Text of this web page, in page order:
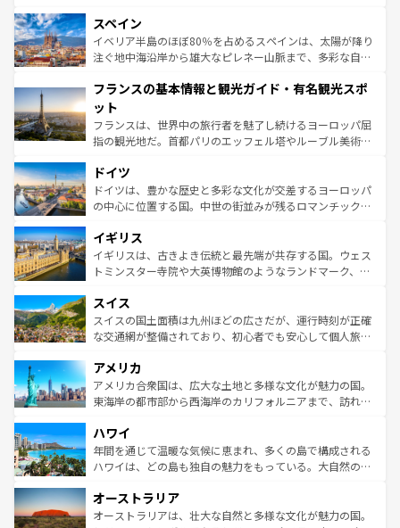
ろん、トスカーナの美しい田園風景やアマルフィ海岸の絶
景など、自然景観も見逃せない。観光の合間には、本場の
ピザやパスタなど、絶品のイタリア料理を堪能することも
ませてくれるイタリアで、忘れられない旅をしてみよう！
なお、新着のイタリア情報は
しい。
スペイン
イベリア半島のほぼ80％を占めるスペインは、太陽が降り
注ぐ地中海沿岸から雄大なピレネー山脈まで、多彩な自然
文化が根付くこの国では、情熱的なフラメンコ、熱気あふ
れる闘牛、そして美味しいタパスが生活の一部となってい
る。首都マドリードの洗練された雰囲気や、バルセロナの
アートに溢れた街角から、地方では古代ローマ遺跡や中世
せる。地方によって風土や気候が異なるスペインはその個
性で訪れる人を魅了する。 なお、新着のスペイン情報は コ
ンテンツ一覧を参照してほしい。
フランスの基本情報と観光ガイド・有名観光スポ
ット
フランスは、世界中の旅行者を魅了し続けるヨーロッパ屈
指の観光地だ。首都パリのエッフェル塔やルーブル美術館
で、幅広い魅力が詰まっている。華麗な宮殿、歴史的な大
聖堂、美しいビーチ、そして豊かな自然が、訪れる者を心
から魅了する。また、フランスは美食の国としても知ら
いる。シャンパンの発祥地であるランス、プロヴァンスの
香り高いラベンダー畑など、多彩な楽しみ方が可能だ。さ
らに、パリ以外の地域にも魅力が溢れており、どの街角に
れる地方に足を運ぶとそれぞれで全く異なる文化を体験で
きるだろう。 なお、新着のフランス情報はコンテンツ一覧
を参照してほしい。
ドイツ
ドイツは、豊かな歴史と多彩な文化が交差するヨーロッパ
の中心に位置する国。中世の街並みが残るロマンチック街
顔を持つこの国は、どこを歩いても飽きることがない。ベ
ルリンの文化的活気、バイエルン州のアルプスの絶景、そ
してライン川沿いのワイン畑といった風景は必見。ビール
は、お酒好きな人にはぜひ体験してほしい。 なお、新着の
ドイツ情報はコンテンツ一覧を参照してほしい。
イギリス
イギリスは、古きよき伝統と最先端が共存する国。ウェス
トミンスター寺院や大英博物館のようなランドマーク、歴
リアごとに異なる魅力がある。また、優雅なアフタヌーン
ティー、ビール好きにはたまらない英国パブ、サッカー観
戦など、本場だからこそできる体験も豊富。イギリスを旅
ンツ一覧を参照してほしい。
スイス
スイスの国土面積は九州ほどの広さだが、運行時刻が正確
な交通網が整備されており、初心者でも安心して個人旅行
の建物がそのまま残る町や、スイスならではのユニークな
博物館もあり、アルプス観光だけでなく町歩きも満喫する
ことができる。国民の所得が高いため物価も高いが、旅行
ば市内交通費無料で観光を楽しむこともできる。 なお、新
着のスイス情報はコンテンツ一覧 を参照してほしい。
アメリカ
アメリカ合衆国は、広大な土地と多様な文化が魅力の国。
東海岸の都市部から西海岸のカリフォルニアまで、訪れる
のような巨大都市は、観光、ショッピング、エンターテイ
ンメントが詰まった刺激的なスポットだ。一方、アメリカ
西部には大自然が広がり、グランドキャニオンやイエロー
部のニューオーリンズでは、音楽と美食が融合した独特の
文化が魅力。旅行者はアメリカの各地域で異なる魅力を楽
ハワイ
年間を通じて温暖な気候に恵まれ、多くの島で構成される
ハワイは、どの島も独自の魅力をもっている。大自然の神
ワイ島は見逃せない。また、定番の観光地といえばオアフ
島だが、静かな自然を求めるならマウイ島やカウアイ島が
オーストラリア
オーストラリアは、壮大な自然と多様な文化が魅力の国。